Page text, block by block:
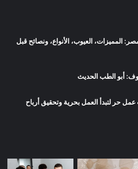
المميزات، العيوب، الأنواع، ونصائح قبل
أبو الطب الحديث
عمل حر لتبدأ العمل بحرية وتحقيق أرباح